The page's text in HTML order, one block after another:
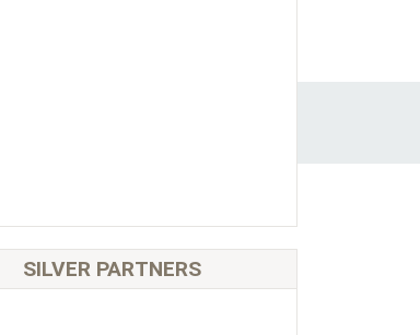
SILVER PARTNERS